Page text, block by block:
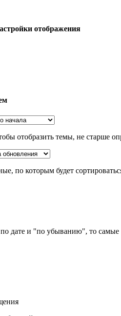
отображения
отобразить темы, не старше
по которым будет
дате и "по убыванию", то